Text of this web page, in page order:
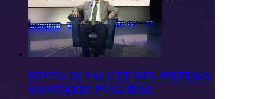
STATO DI SALUTE DEL SISTEMA
SANITARIO PUGLIESE